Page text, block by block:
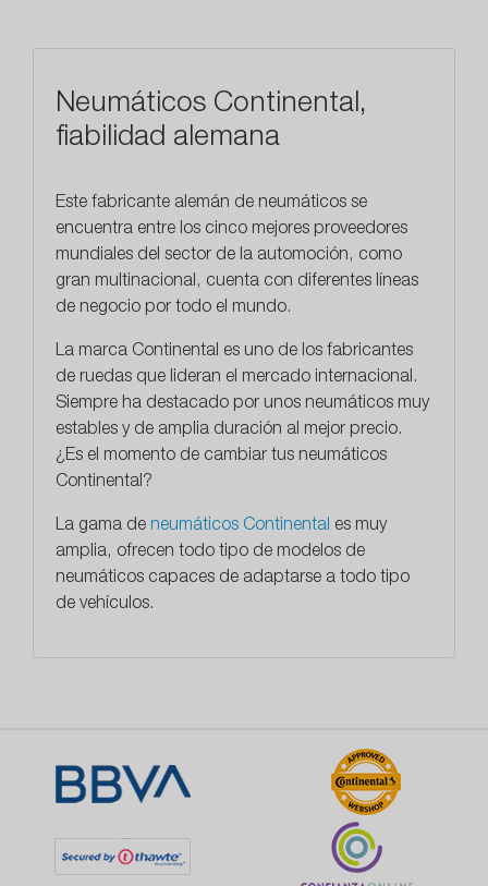
Neumáticos Continental,
fiabilidad alemana
Este fabricante alemán de neumáticos se
encuentra entre los cinco mejores proveedores
mundiales del sector de la automoción, como
gran multinacional, cuenta con diferentes líneas
de negocio por todo el mundo.
La marca Continental es uno de los fabricantes
de ruedas que lideran el mercado internacional.
Siempre ha destacado por unos neumáticos muy
estables y de amplia duración al mejor precio.
¿Es el momento de cambiar tus neumáticos
Continental?
La gama de neumáticos Continental es muy
amplia, ofrecen todo tipo de modelos de
neumáticos capaces de adaptarse a todo tipo
de vehículos.